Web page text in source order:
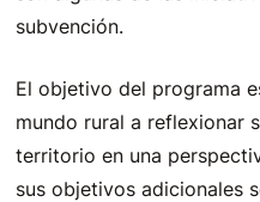
subvención.
El objetivo del programa
mundo rural a reflexionar
territorio en una
sus objetivos adicionales